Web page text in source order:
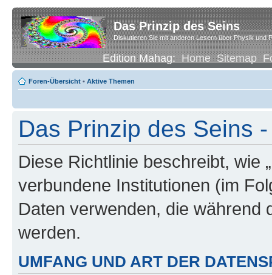
Das Prinzip des Seins
Diskutieren Sie mit anderen Lesern über Physik und
Edition Mahag:Home Sitemap
Foren-Übersicht • Aktive Themen
Das Prinzip des Seins
Diese Richtlinie beschreibt, wie
verbundene Institutionen (im
Daten verwenden, die während
werden.
UMFANG UND ART DER